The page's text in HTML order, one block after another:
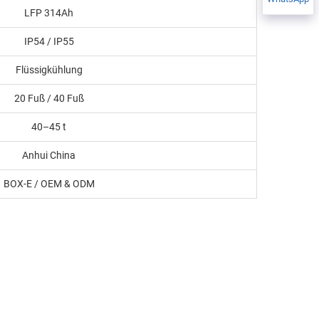
LFP 314Ah
IP54 / IP55
Flüssigkühlung
20 Fuß / 40 Fuß
40–45 t
Anhui China
BOX-E / OEM & ODM